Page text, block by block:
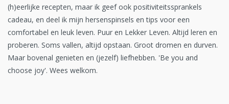
(h)eerlijke recepten, maar ik geef ook positiviteitssprankels
cadeau, en deel ik mijn hersenspinsels en tips voor een
comfortabel en leuk leven. Puur en Lekker Leven. Altijd leren en
proberen. Soms vallen, altijd opstaan. Groot dromen en durven.
Maar bovenal genieten en (jezelf) liefhebben. 'Be you and
choose joy'. Wees welkom.